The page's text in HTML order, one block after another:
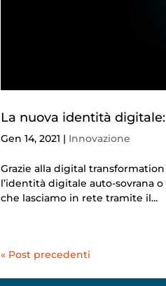
La nuova identità
Gen 14, 2021 | Innovazione
Grazie alla digital
l’identità digitale auto-sovrana
che lasciamo in rete tramite il...
« Post precedenti